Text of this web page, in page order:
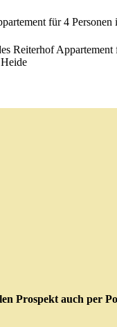
Prospekt auch per